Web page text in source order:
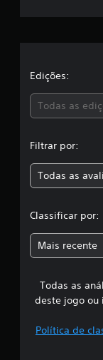
Edições:
Todas as
Filtrar por:
Todas as
Classificar por:
Mais recente
Todas as
deste jogo ou
Política de